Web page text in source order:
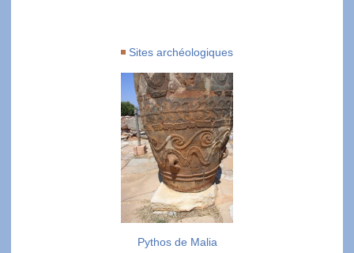
Sites archéologiques
Pythos de Malia